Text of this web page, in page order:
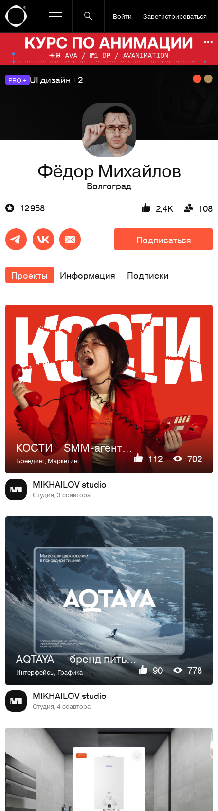
Войти Зарегистрироваться
Ссылка баннера
PRO + UI дизайн +2
Фёдор Михайлов
Волгоград
12 958
2,4K 108
Подписаться
Проекты Информация Подписки
КОСТИ – SMM-агентство
Брендинг,Маркетинг 112 702
MIKHAILOV studio
Студия, 3 соавтора
AQTAYA — бренд питьевой воды
Интерфейсы, Графика 90 778
MIKHAILOV studio
Студия, 4 соавтора